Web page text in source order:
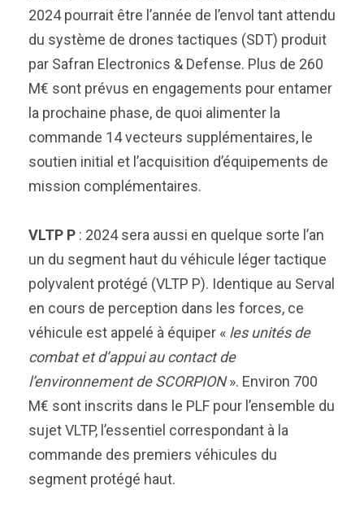
2024 pourrait être l’année de l’envol tant attendu
du système de drones tactiques (SDT) produit
par Safran Electronics & Defense. Plus de 260
M€ sont prévus en engagements pour entamer
la prochaine phase, de quoi alimenter la
commande 14 vecteurs supplémentaires, le
soutien initial et l’acquisition d’équipements de
mission complémentaires.
VLTP P : 2024 sera aussi en quelque sorte l’an
un du segment haut du véhicule léger tactique
polyvalent protégé (VLTP P). Identique au Serval
en cours de perception dans les forces, ce
véhicule est appelé à équiper « les unités de
combat et d’appui au contact de
l’environnement de SCORPION». Environ 700
M€ sont inscrits dans le PLF pour l’ensemble du
sujet VLTP, l’essentiel correspondant à la
commande des premiers véhicules du
segment protégé haut.